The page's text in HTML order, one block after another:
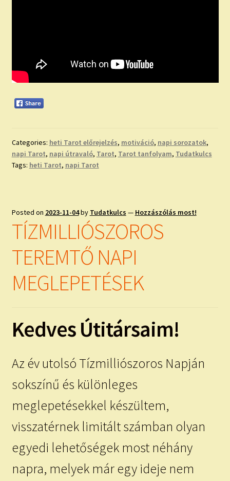
Categories: heti Tarot előrejelzés, motiváció, napi sorozatok,
napi Tarot, napi útravaló, Tarot, Tarot tanfolyam, Tudatkulcs
Tags: heti Tarot, napi Tarot
Posted on 2023-11-04by Tudatkulcs — Hozzászólás most!
TÍZMILLIÓSZOROS
TEREMTŐ NAPI
MEGLEPETÉSEK
Kedves Útitársaim!
Az év utolsó Tízmilliószoros Napján
sokszínű és különleges
meglepetésekkel készültem,
visszatérnek limitált számban olyan
egyedi lehetőségek most néhány
napra, melyek már egy ideje nem